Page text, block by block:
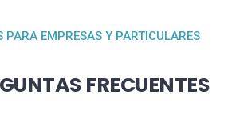
PARA EMPRESAS Y PARTICULARES
FRECUENTES